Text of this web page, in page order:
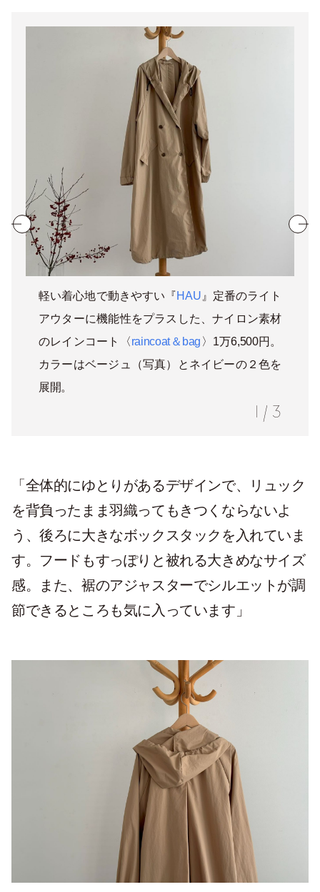
軽い着心地で動きやすい『HAU 』定番のライト
アウターに機能性をプラスした、ナイロン素材
のレインコート〈raincoat＆bag 〉1万6,500円。
カラーはベージュ（写真）とネイビーの２色を
展開。
1 / 3
「全体的にゆとりがあるデザインで、リュック
を背負ったまま羽織ってもきつくならないよ
う、後ろに大きなボックスタックを入れていま
す。フードもすっぽりと被れる大きめなサイズ
感。また、裾のアジャスターでシルエットが調
節できるところも気に入っています」